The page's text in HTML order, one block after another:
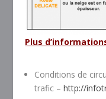
Plus
Conditions de
trafic –http://